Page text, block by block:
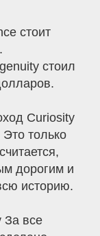
стоит
стоил
Curiosity
только
дорогим и
историю.
За все